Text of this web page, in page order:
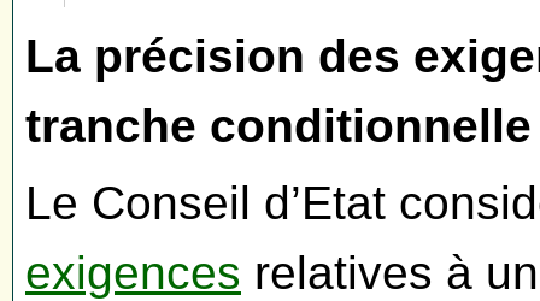
La précision des
tranche conditionnelle
Le Conseil d’Etat
exigences relatives à